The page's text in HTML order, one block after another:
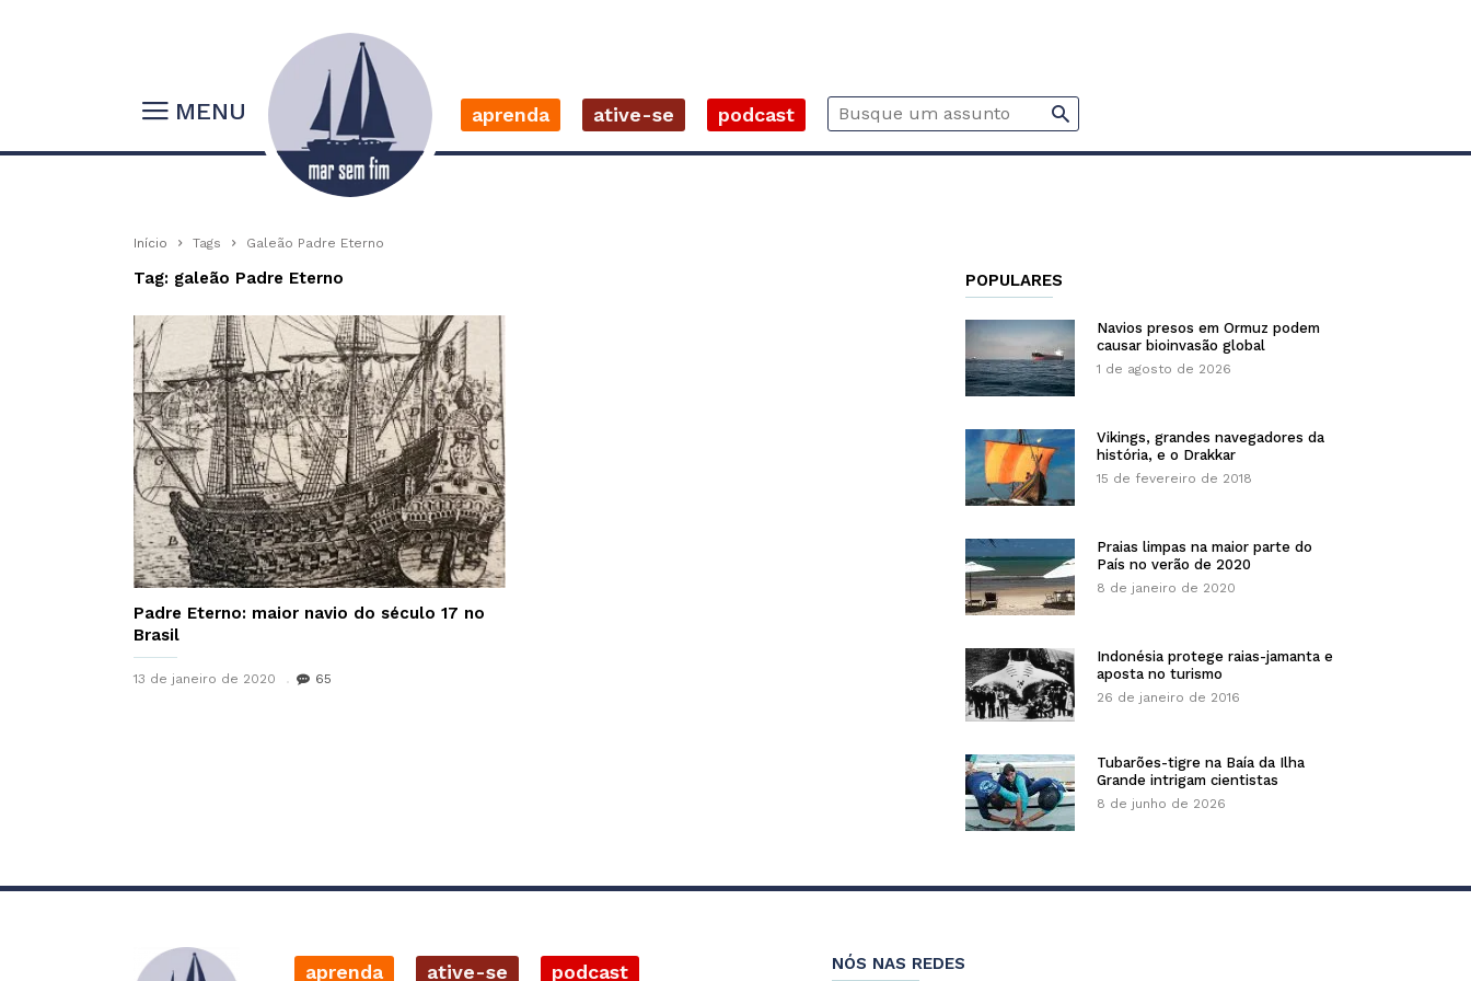
MENU aprenda ative-se podcast
Início Tags Galeão Padre Eterno
Tag: galeão Padre Eterno
Padre Eterno: maior navio do século 17 no
Brasil
13 de janeiro de 2020 65
POPULARES
Navios presos em Ormuz podem
causar bioinvasão global
1 de agosto de 2026
Vikings, grandes navegadores da
história, e o Drakkar
15 de fevereiro de 2018
Praias limpas na maior parte do
País no verão de 2020
8 de janeiro de 2020
Indonésia protege raias-jamanta e
aposta no turismo
26 de janeiro de 2016
Tubarões-tigre na Baía da Ilha
Grande intrigam cientistas
8 de junho de 2026
aprenda ative-se podcast NÓS NAS REDES